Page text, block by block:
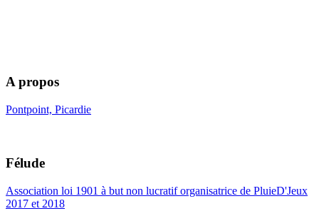
A propos
Pontpoint, Picardie
Félude
Association loi 1901 à but non lucratif organisatrice de PluieD'Jeux
2017 et 2018